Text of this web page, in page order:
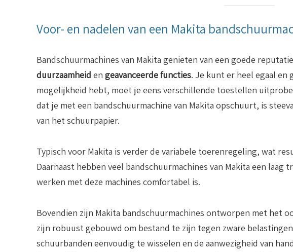
Voor- en nadelen van een Makita
Bandschuurmachines van Makita genieten van een goede
duurzaamheid en geavanceerde functies. Je kunt er heel egaal en
mogelijkheid hebt, moet je eens verschillende toestellen
dat je met een bandschuurmachine van Makita opschuurt, is
van het schuurpapier.
Typisch voor Makita is verder de variabele toerenregeling, wat
Daarnaast hebben veel bandschuurmachines van Makita een
werken met deze machines comfortabel is.
Bovendien zijn Makita bandschuurmachines ontworpen met het
zijn robuust gebouwd om bestand te zijn tegen zware
schuurbanden eenvoudig te wisselen en de aanwezigheid van